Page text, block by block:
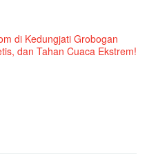
di Kedungjati Grobogan
dan Tahan Cuaca Ekstrem!